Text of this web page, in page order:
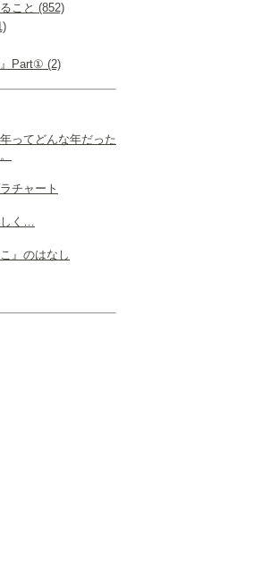
こと (852)
』Part① (2)
ってどんな年だった
チャート
く…
』のはなし